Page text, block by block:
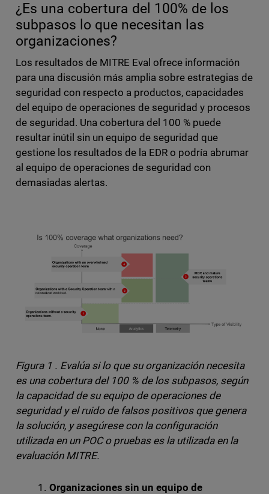
¿Es una cobertura del 100% de los
subpasos lo que necesitan las
organizaciones?
Los resultados de MITRE Eval ofrece información
para una discusión más amplia sobre estrategias de
seguridad con respecto a productos, capacidades
del equipo de operaciones de seguridad y procesos
de seguridad. Una cobertura del 100 % puede
resultar inútil sin un equipo de seguridad que
gestione los resultados de la EDR o podría abrumar
al equipo de operaciones de seguridad con
demasiadas alertas.
Figura 1 . Evalúa si lo que su organización necesita
es una cobertura del 100 % de los subpasos, según
la capacidad de su equipo de operaciones de
seguridad y el ruido de falsos positivos que genera
la solución, y asegúrese con la configuración
utilizada en un POC o pruebas es la utilizada en la
evaluación MITRE.
Organizaciones sin un equipo de